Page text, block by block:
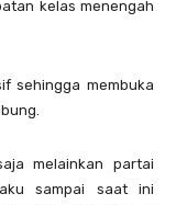
kelas menengah
sehingga membuka
melainkan partai
sampai saat ini